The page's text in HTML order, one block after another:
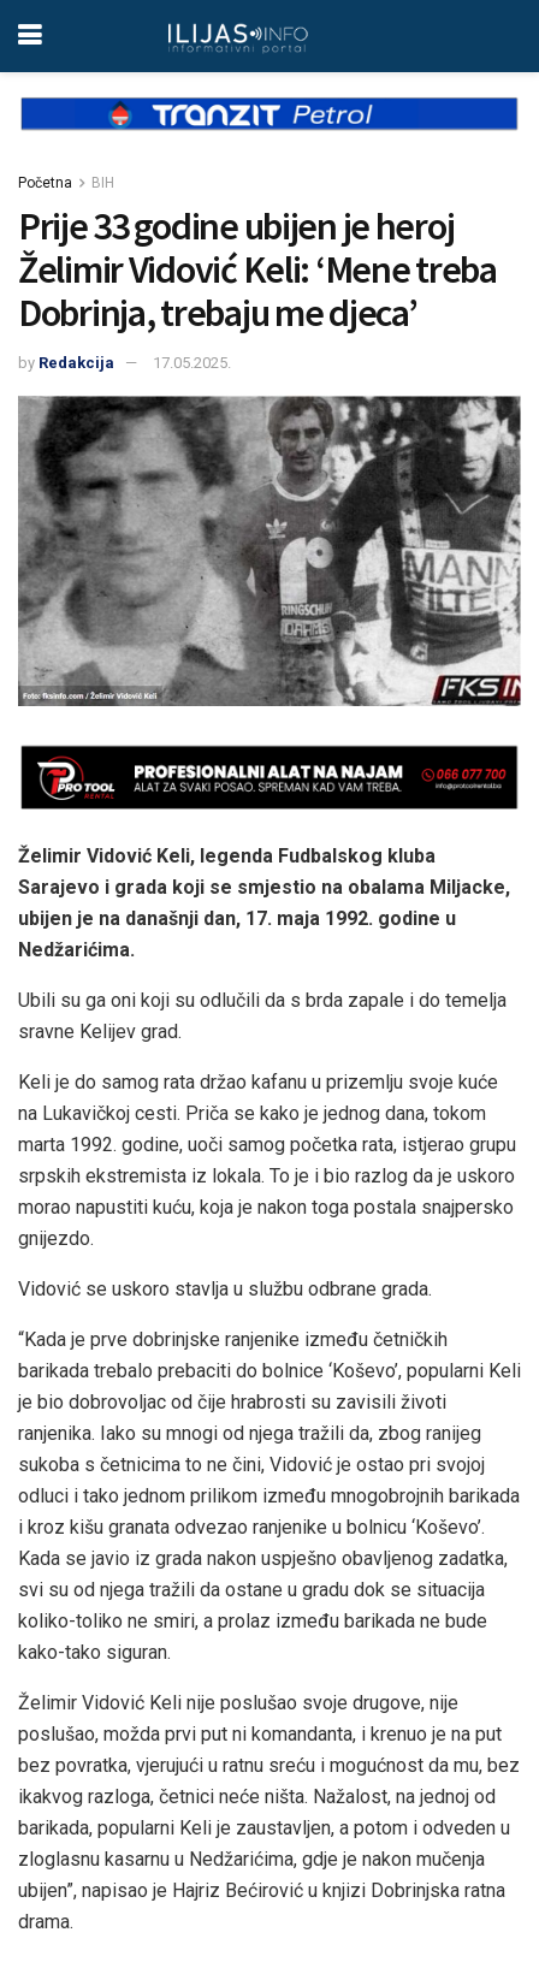
Početna BIH
Prije 33 godine ubijen je heroj
Želimir Vidović Keli: ‘Mene treba
Dobrinja, trebaju me djeca’
by Redakcija 17.05.2025.
Želimir Vidović Keli, legenda Fudbalskog kluba
Sarajevo i grada koji se smjestio na obalama Miljacke,
ubijen je na današnji dan, 17. maja 1992. godine u
Nedžarićima.
Ubili su ga oni koji su odlučili da s brda zapale i do temelja
sravne Kelijev grad.
Keli je do samog rata držao kafanu u prizemlju svoje kuće
na Lukavičkoj cesti. Priča se kako je jednog dana, tokom
marta 1992. godine, uoči samog početka rata, istjerao grupu
srpskih ekstremista iz lokala. To je i bio razlog da je uskoro
morao napustiti kuću, koja je nakon toga postala snajpersko
gnijezdo.
Vidović se uskoro stavlja u službu odbrane grada.
“Kada je prve dobrinjske ranjenike između četničkih
barikada trebalo prebaciti do bolnice ‘Koševo’, popularni Keli
je bio dobrovoljac od čije hrabrosti su zavisili životi
ranjenika. Iako su mnogi od njega tražili da, zbog ranijeg
sukoba s četnicima to ne čini, Vidović je ostao pri svojoj
odluci i tako jednom prilikom između mnogobrojnih barikada
i kroz kišu granata odvezao ranjenike u bolnicu ‘Koševo’.
Kada se javio iz grada nakon uspješno obavljenog zadatka,
svi su od njega tražili da ostane u gradu dok se situacija
koliko-toliko ne smiri, a prolaz između barikada ne bude
kako-tako siguran.
Želimir Vidović Keli nije poslušao svoje drugove, nije
poslušao, možda prvi put ni komandanta, i krenuo je na put
bez povratka, vjerujući u ratnu sreću i mogućnost da mu, bez
ikakvog razloga, četnici neće ništa. Nažalost, na jednoj od
barikada, popularni Keli je zaustavljen, a potom i odveden u
zloglasnu kasarnu u Nedžarićima, gdje je nakon mučenja
ubijen”, napisao je Hajriz Bećirović u knjizi Dobrinjska ratna
drama.